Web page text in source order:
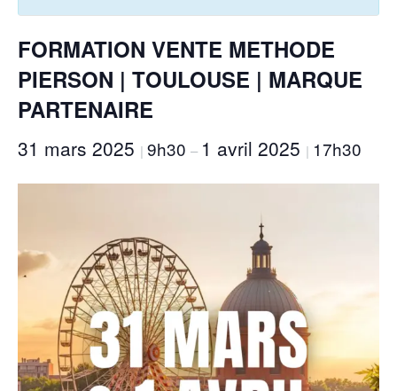
FORMATION VENTE METHODE
PIERSON | TOULOUSE | MARQUE
PARTENAIRE
31 mars 2025 | 9h30 – 1 avril 2025 | 17h30